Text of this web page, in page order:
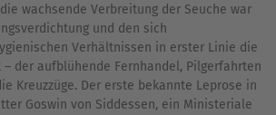
wachsende Verbreitung der Seuche war
und den sich
Verhältnissen in erster Linie die
der aufblühende Fernhandel, Pilgerfahrten
Kreuzzüge. Der erste bekannte Leprose in
Goswin von Siddessen, ein Ministeriale